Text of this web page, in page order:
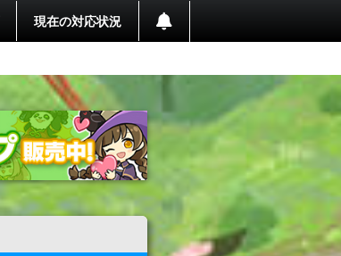
現在の対応状況